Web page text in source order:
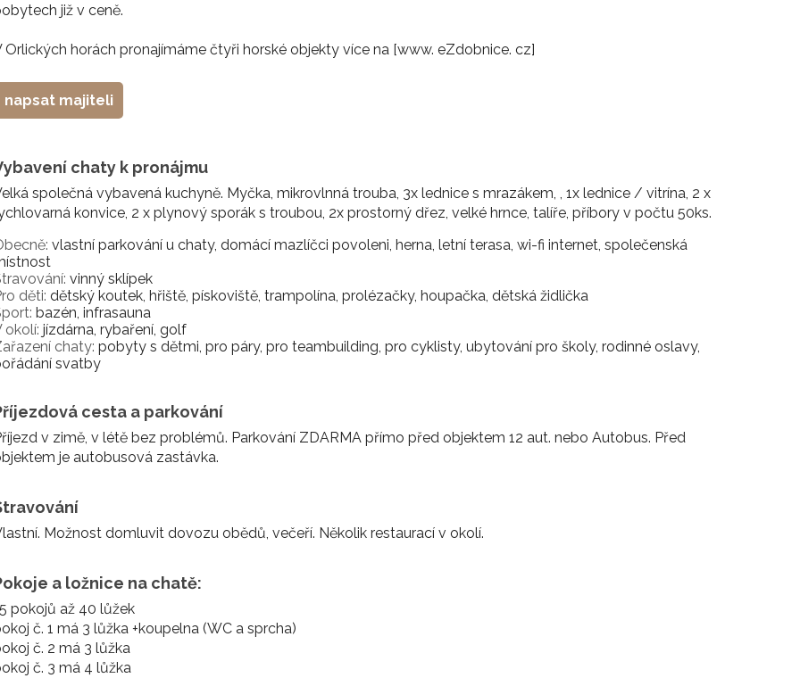
již v ceně.
Orlických horách pronajímáme čtyři horské objekty více na [www. eZdobnice. cz]
napsat majiteli
chaty k pronájmu
společná vybavená kuchyně. Myčka, mikrovlnná trouba, 3x lednice s mrazákem, , 1x lednice / vitrína, 2 x
konvice, 2 x plynový sporák s troubou, 2x prostorný dřez, velké hrnce, talíře, příbory v počtu 50ks.
vlastní parkování u chaty, domácí mazlíčci povoleni, herna, letní terasa, wi-fi internet, společenská
vinný sklípek
děti: dětský koutek, hřiště, pískoviště, trampolína, prolézačky, houpačka, dětská židlička
bazén, infrasauna
okolí: jízdárna, rybaření, golf
chaty: pobyty s dětmi, pro páry, pro teambuilding, pro cyklisty, ubytování pro školy, rodinné oslavy,
svatby
cesta a parkování
v zimě, v létě bez problémů. Parkování ZDARMA přímo před objektem 12 aut. nebo Autobus. Před
je autobusová zastávka.
Možnost domluvit dovozu obědů, večeří. Několik restaurací v okolí.
a ložnice na chatě:
pokojů až 40 lůžek
č. 1 má 3 lůžka +koupelna (WC a sprcha)
č. 2 má 3 lůžka
č. 3 má 4 lůžka